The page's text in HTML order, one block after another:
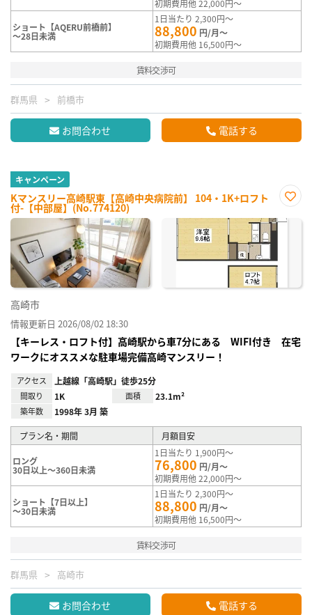
初期費用他 22,000円～
ショート【AQERU前橋前】
～28日未満
1日当たり 2,300円～
88,800 円/月～
初期費用他 16,500円～
賃料交渉可
群馬県 前橋市
お問合わせ 電話する
キャンペーン
Kマンスリー高崎駅東【高崎中央病院前】 104・1K+ロフト
付-【中部屋】(No.774120)
に入
高崎市
情報更新日 2026/08/02 18:30
【キーレス・ロフト付】高崎駅から車7分にある WIFI付き 在宅
ワークにオススメな駐車場完備高崎マンスリー！
アクセス 上越線「高崎駅」徒歩25分
間取り 1K 面積 23.1m²
築年数 1998年 3月 築
プラン名・期間 月額目安
ロング
30日以上～360日未満
1日当たり 1,900円～
76,800 円/月～
初期費用他 22,000円～
ショート【7日以上】
～30日未満
1日当たり 2,300円～
88,800 円/月～
初期費用他 16,500円～
賃料交渉可
群馬県 高崎市
お問合わせ 電話する